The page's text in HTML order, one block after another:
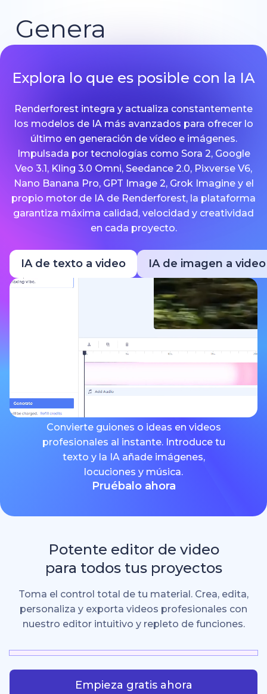
Genera
Explora lo que es posible con la IA
Renderforest integra y actualiza constantemente
los modelos de IA más avanzados para ofrecer lo
último en generación de vídeo e imágenes.
Impulsada por tecnologías como Sora 2, Google
Veo 3.1, Kling 3.0 Omni, Seedance 2.0, Pixverse V6,
Nano Banana Pro, GPT Image 2, Grok Imagine y el
propio motor de IA de Renderforest, la plataforma
garantiza máxima calidad, velocidad y creatividad
en cada proyecto.
IA de texto a video IA de imagen a video
Convierte guiones o ideas en videos
profesionales al instante. Introduce tu
texto y la IA añade imágenes,
locuciones y música.
Pruébalo ahora
Potente editor de video
para todos tus proyectos
Toma el control total de tu material. Crea, edita,
personaliza y exporta videos profesionales con
nuestro editor intuitivo y repleto de funciones.
Empieza gratis ahora